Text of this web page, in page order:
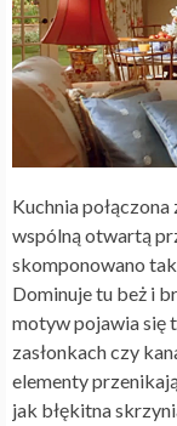
Kuchnia
wspólną otwartą
skomponowano
Dominuje tu beż i
motyw pojawia się
zasłonkach czy
elementy
jak błękitna